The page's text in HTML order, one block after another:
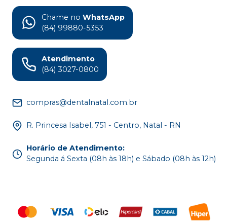
Chame no WhatsApp
(84) 99880-5353
Atendimento
(84) 3027-0800
compras@dentalnatal.com.br
R. Princesa Isabel, 751 - Centro, Natal - RN
Horário de Atendimento:
Segunda á Sexta (08h às 18h) e Sábado (08h às 12h)